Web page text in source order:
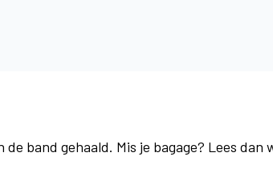
de band gehaald. Mis je bagage? Lees dan